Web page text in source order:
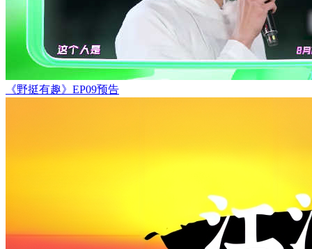
《野挺有趣》EP09预告